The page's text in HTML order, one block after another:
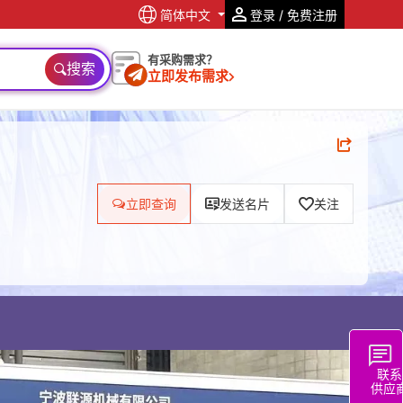
简体中文 登录 / 免费注册
搜索 有采购需求？
立即发布需求
联系
供应
立即查询 发送名片 关注